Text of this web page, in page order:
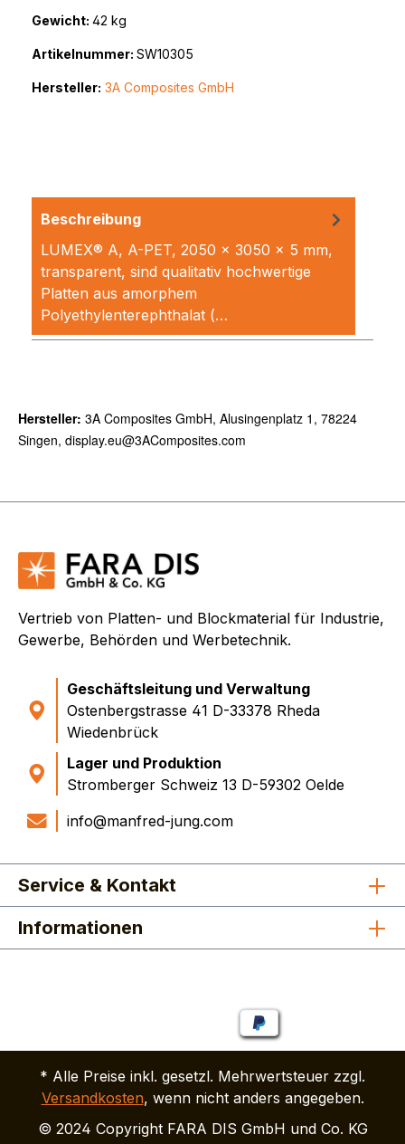
Gewicht: 42 kg
Artikelnummer: SW10305
Hersteller: 3A Composites GmbH
Beschreibung
LUMEX® A, A-PET, 2050 x 3050 x 5 mm,
transparent, sind qualitativ hochwertige
Platten aus amorphem
Polyethylenterephthalat (…
Hersteller: 3A Composites GmbH, Alusingenplatz 1, 78224
Singen, display.eu@3AComposites.com
Vertrieb von Platten- und Blockmaterial für Industrie,
Gewerbe, Behörden und Werbetechnik.
Geschäftsleitung und Verwaltung
Ostenbergstrasse 41 D-33378 Rheda
Wiedenbrück
Lager und Produktion
Stromberger Schweiz 13 D-59302 Oelde
info@manfred-jung.com
Service & Kontakt
Informationen
* Alle Preise inkl. gesetzl. Mehrwertsteuer zzgl.
Versandkosten, wenn nicht anders angegeben.
© 2024 Copyright FARA DIS GmbH und Co. KG